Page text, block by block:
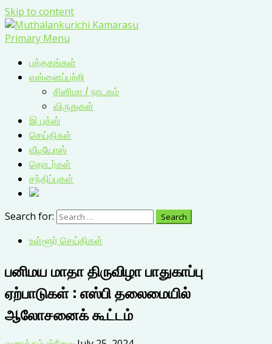
Skip to content
Primary Menu
புத்தகங்கள்
என்னைப்பற்றி
சினிமா / நாடகம்
விருதுகள்
இ புக்ஸ்
செய்திகள்
வீடியோஸ்
தொடர்கள்
சந்திப்புகள்
Search for:
உள்ளூர் செய்திகள்
பனிமய மாதா திருவிழா பாதுகாப்பு
ஏற்பாடுகள் : எஸ்பி தலைமையில்
ஆலோசனைக் கூட்டம்